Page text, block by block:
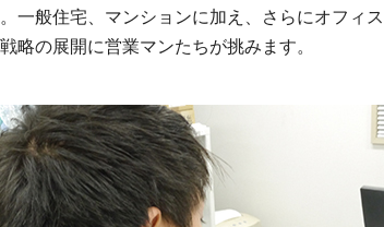
一般住宅、マンションに加え、さらにオフィ
略の展開に営業マンたちが挑みます。